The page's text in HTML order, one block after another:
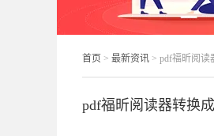
首页 > 最新资讯 > pdf福昕阅读
pdf福昕阅读器转换